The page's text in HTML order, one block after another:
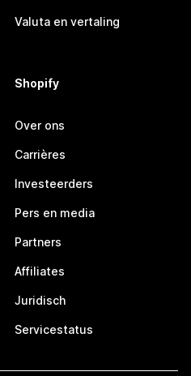
Valuta en vertaling
Shopify
Over ons
Carrières
Investeerders
Pers en media
Partners
Affiliates
Juridisch
Servicestatus